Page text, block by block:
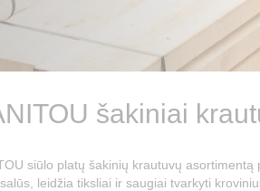
šakiniai
siūlo platų šakinių krautuvų
leidžia tiksliai ir saugiai tvarkyti